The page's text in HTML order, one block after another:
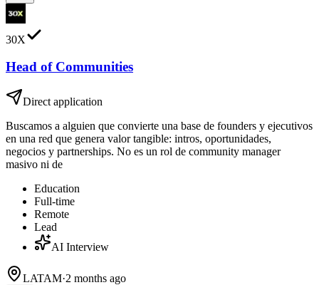
30X
Head of Communities
Direct application
Buscamos a alguien que convierte una base de founders y ejecutivos
en una red que genera valor tangible: intros, oportunidades,
negocios y partnerships. No es un rol de community manager
masivo ni de
Education
Full-time
Remote
Lead
AI Interview
LATAM·2 months ago